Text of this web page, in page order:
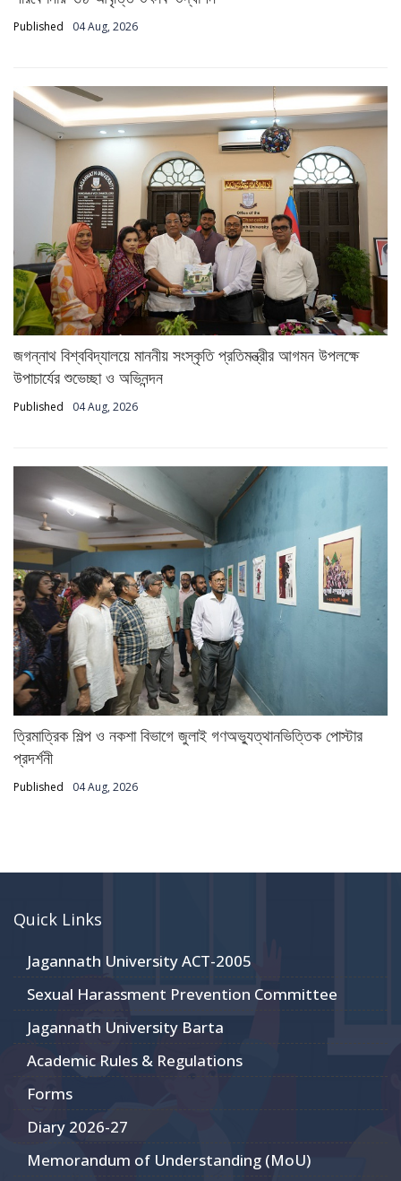
Published 04 Aug, 2026
জগন্নাথ বিশ্ববিদ্যালয়ে মাননীয় সংস্কৃতি প্রতিমন্ত্রীর আগমন উপলক্ষে
উপাচার্যের শুভেচ্ছা ও অভিনন্দন
Published 04 Aug, 2026
ত্রিমাত্রিক শিল্প ও নকশা বিভাগে জুলাই গণঅভ্যুত্থানভিত্তিক পোস্টার
প্রদর্শনী
Published 04 Aug, 2026
Quick Links
Jagannath University ACT-2005
Sexual Harassment Prevention Committee
Jagannath University Barta
Academic Rules & Regulations
Forms
Diary 2026-27
Memorandum of Understanding (MoU)